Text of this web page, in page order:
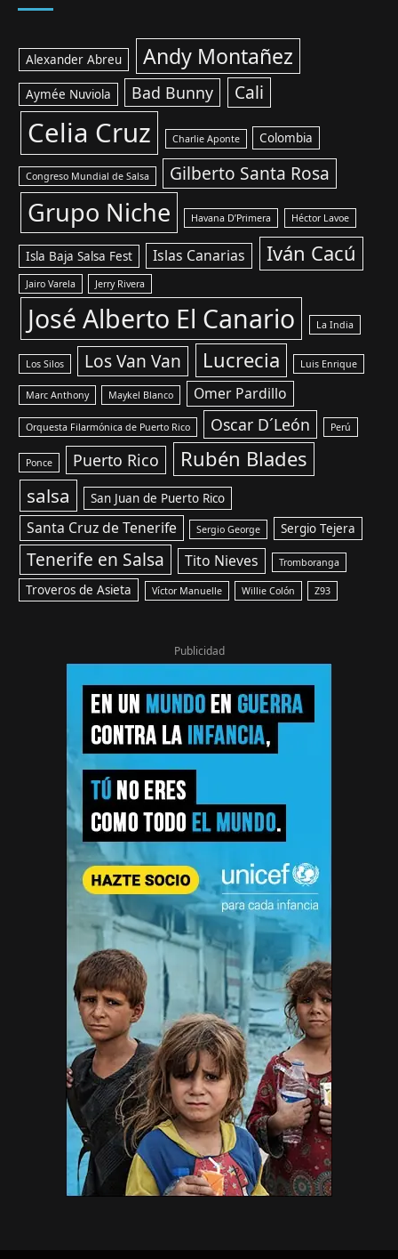
Alexander Abreu Andy Montañez
Aymée Nuviola Bad Bunny Cali
Celia Cruz Charlie Aponte Colombia
Congreso Mundial de Salsa Gilberto Santa Rosa
Grupo Niche Havana D’Primera Héctor Lavoe
Isla Baja Salsa Fest Islas Canarias Iván Cacú
Jairo Varela Jerry Rivera
José Alberto El Canario La India
Los Silos Los Van Van Lucrecia Luis Enrique
Marc Anthony Maykel Blanco Omer Pardillo
Orquesta Filarmónica de Puerto Rico Oscar D´León Perú
Ponce Puerto Rico Rubén Blades
salsa San Juan de Puerto Rico
Santa Cruz de Tenerife Sergio George Sergio Tejera
Tenerife en Salsa Tito Nieves Tromboranga
Troveros de Asieta Víctor Manuelle Willie Colón Z93
Publicidad